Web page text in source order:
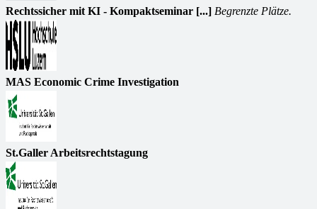
Rechtssicher mit KI - Kompaktseminar [...] Begrenzte Plätze.
MAS Economic Crime Investigation
St.Galler Arbeitsrechtstagung